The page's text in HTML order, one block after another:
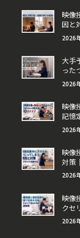
映像
因と
2026
大手
った
2026
映像
記憶
2026
映像
対策
2026
映像
クセ
2026